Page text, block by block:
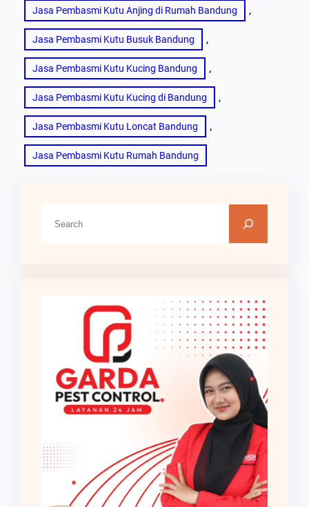
Jasa Pembasmi Kutu Anjing di Rumah Bandung ,
Jasa Pembasmi Kutu Busuk Bandung ,
Jasa Pembasmi Kutu Kucing Bandung ,
Jasa Pembasmi Kutu Kucing di Bandung ,
Jasa Pembasmi Kutu Loncat Bandung ,
Jasa Pembasmi Kutu Rumah Bandung